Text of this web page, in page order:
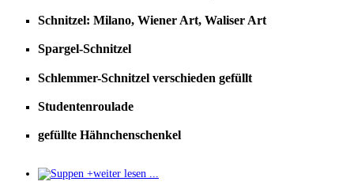
Schnitzel: Milano, Wiener Art, Waliser Art
Spargel-Schnitzel
Schlemmer-Schnitzel verschieden gefüllt
Studentenroulade
gefüllte Hähnchenschenkel
+weiter lesen ...